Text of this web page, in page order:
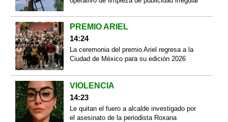
PREMIO ARIEL
14:24
La ceremonia del premio Ariel regresa a la
Ciudad de México para su edición 2026
VIOLENCIA
14:23
Le quitan el fuero a alcalde investigado por
el asesinato de la periodista Roxana